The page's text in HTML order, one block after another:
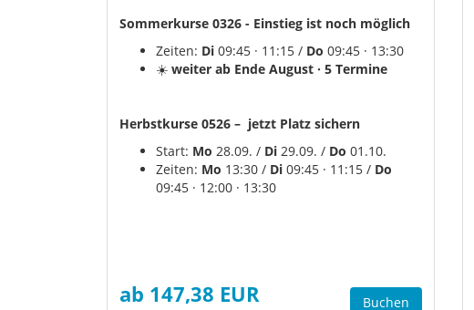
Sommerkurse 0326 - Einstieg ist noch möglich
Zeiten: Di 09:45 · 11:15 / Do 09:45 · 13:30
☀️ weiter ab Ende August · 5 Termine
Herbstkurse 0526 – jetzt Platz sichern
Start: Mo 28.09. / Di 29.09. / Do 01.10.
Zeiten: Mo 13:30 / Di 09:45 · 11:15 / Do
09:45 · 12:00 · 13:30
ab 147,38 EUR Buchen